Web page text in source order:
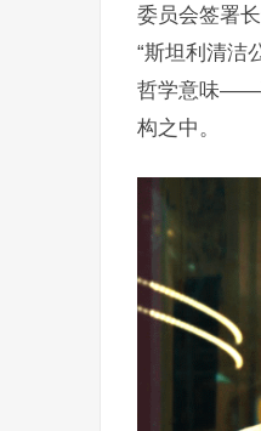
委员会签署
“斯坦利清洁
哲学意味——
构之中。